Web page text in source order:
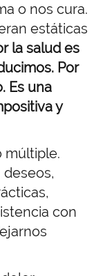
o nos cura.
estáticas
la salud es
Por
Es una
y
múltiple.
con